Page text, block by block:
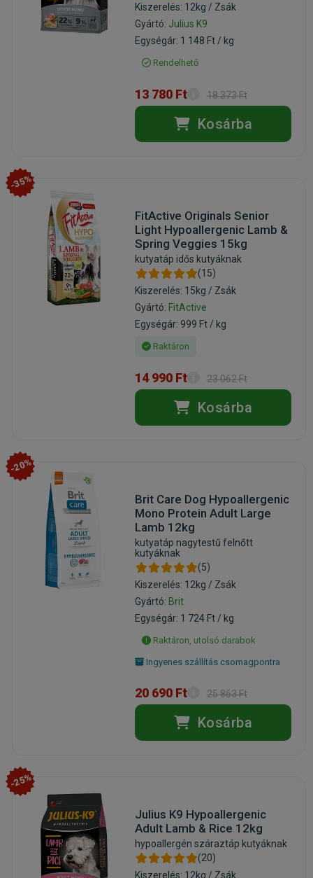
Kiszerelés: 12kg / Zsák
Gyártó: Julius K9
Egységár: 1 148 Ft / kg
Rendelhető
13 780 Ft 18 373 Ft
Kosárba
-35%
FitActive Originals Senior
Light Hypoallergenic Lamb &
Spring Veggies 15kg
kutyatáp idős kutyáknak
(15)
Kiszerelés: 15kg / Zsák
Gyártó: FitActive
Egységár: 999 Ft / kg
Raktáron
14 990 Ft 23 062 Ft
Kosárba
-20%
Brit Care Dog Hypoallergenic
Mono Protein Adult Large
Lamb 12kg
kutyatáp nagytestű felnőtt
kutyáknak
(5)
Kiszerelés: 12kg / Zsák
Gyártó: Brit
Egységár: 1 724 Ft / kg
Raktáron, utolsó darabok
Ingyenes szállítás csomagpontra
20 690 Ft 25 863 Ft
Kosárba
-25%
Julius K9 Hypoallergenic
Adult Lamb & Rice 12kg
hypoallergén száraztáp kutyáknak
(20)
Kiszerelés: 12kg / Zsák